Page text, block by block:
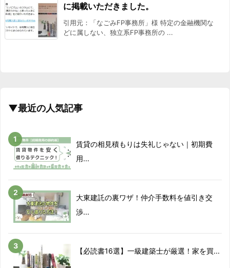
に掲載いただきました。
引用元：「なごみFP事務所」様 特定の金融機関な
どに属しない、独立系FP事務所の ...
▼最近の人気記事
賃貸の相見積もりは失礼じゃない｜初期費
用...
大東建託の裏ワザ！仲介手数料を値引き交
渉...
【必読書16選】一級建築士が厳選！家を買...